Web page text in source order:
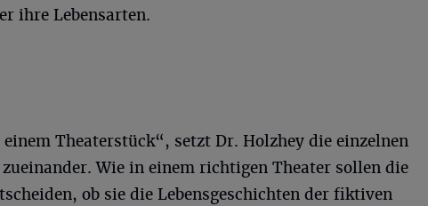
ihre Lebensarten.
Theaterstück“, setzt Dr. Holzhey die einzelnen
Wie in einem richtigen Theater sollen die
ob sie die Lebensgeschichten der fiktiven